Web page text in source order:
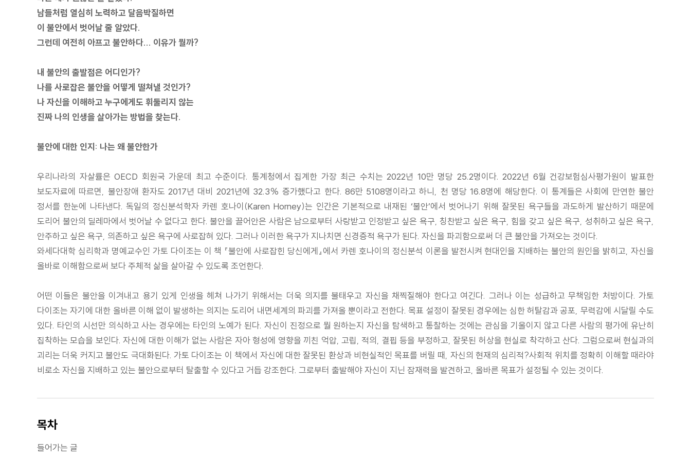
남들처럼 열심히 노력하고 달음박질하면
이 불안에서 벗어날 줄 알았다.
그런데 여전히 아프고 불안하다... 이유가 뭘까?
내 불안의 출발점은 어디인가?
나를 사로잡은 불안을 어떻게 떨쳐낼 것인가?
나 자신을 이해하고 누구에게도 휘둘리지 않는
진짜 나의 인생을 살아가는 방법을 찾는다.
불안에 대한 인지: 나는 왜 불안한가
우리나라의 자살률은 OECD 회원국 가운데 최고 수준이다. 통계청에서 집계한 가장 최근 수치는 2022년 10만 명당 25.2명이다. 2022년 6월 건강보험심사평가원이 발표한
보도자료에 따르면, 불안장애 환자도 2017년 대비 2021년에 32.3% 증가했다고 한다. 86만 5108명이라고 하니, 천 명당 16.8명에 해당한다. 이 통계들은 사회에 만연한 불안
정서를 한눈에 나타낸다. 독일의 정신분석학자 카렌 호나이(Karen Horney)는 인간은 기본적으로 내재된 ‘불안’에서 벗어나기 위해 잘못된 욕구들을 과도하게 발산하기 때문에
도리어 불안의 딜레마에서 벗어날 수 없다고 한다. 불안을 끌어안은 사람은 남으로부터 사랑받고 인정받고 싶은 욕구, 칭찬받고 싶은 욕구, 힘을 갖고 싶은 욕구, 성취하고 싶은 욕구,
안주하고 싶은 욕구, 의존하고 싶은 욕구에 사로잡혀 있다. 그러나 이러한 욕구가 지나치면 신경증적 욕구가 된다. 자신을 파괴함으로써 더 큰 불안을 가져오는 것이다.
와세다대학 심리학과 명예교수인 가토 다이조는 이 책 『불안에 사로잡힌 당신에게』에서 카렌 호나이의 정신분석 이론을 발전시켜 현대인을 지배하는 불안의 원인을 밝히고, 자신을
올바로 이해함으로써 보다 주체적 삶을 살아갈 수 있도록 조언한다.
어떤 이들은 불안을 이겨내고 용기 있게 인생을 헤쳐 나가기 위해서는 더욱 의지를 불태우고 자신을 채찍질해야 한다고 여긴다. 그러나 이는 성급하고 무책임한 처방이다. 가토
다이조는 자기에 대한 올바른 이해 없이 발생하는 의지는 도리어 내면세계의 파괴를 가져올 뿐이라고 전한다. 목표 설정이 잘못된 경우에는 심한 허탈감과 공포, 무력감에 시달릴 수도
있다. 타인의 시선만 의식하고 사는 경우에는 타인의 노예가 된다. 자신이 진정으로 뭘 원하는지 자신을 탐색하고 통찰하는 것에는 관심을 기울이지 않고 다른 사람의 평가에 유난히
집착하는 모습을 보인다. 자신에 대한 이해가 없는 사람은 자아 형성에 영향을 끼친 억압, 고립, 적의, 결핍 등을 부정하고, 잘못된 허상을 현실로 착각하고 산다. 그럼으로써 현실과의
괴리는 더욱 커지고 불안도 극대화된다. 가토 다이조는 이 책에서 자신에 대한 잘못된 환상과 비현실적인 목표를 버릴 때, 자신의 현재의 심리적?사회적 위치를 정확히 이해할 때라야
비로소 자신을 지배하고 있는 불안으로부터 탈출할 수 있다고 거듭 강조한다. 그로부터 출발해야 자신이 지닌 잠재력을 발견하고, 올바른 목표가 설정될 수 있는 것이다.
목차
들어가는 글